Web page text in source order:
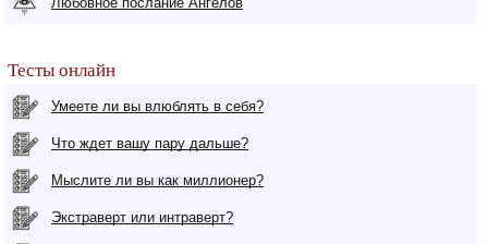
Тесты онлайн
Умеете ли вы влюблять в себя?
Что ждет вашу пару дальше?
Мыслите ли вы как миллионер?
Экстраверт или интраверт?